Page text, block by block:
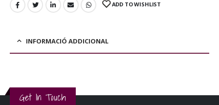
ADD TO WISHLIST
INFORMACIÓ ADDICIONAL
Get In Touch